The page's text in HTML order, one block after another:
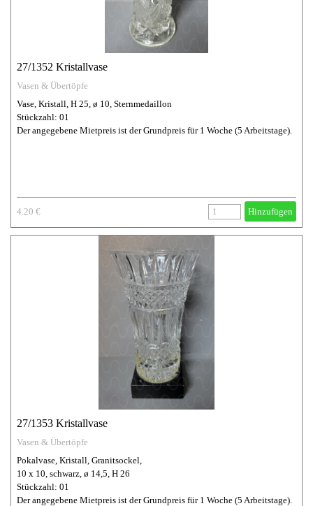
27/1352 Kristallvase
Vasen & Übertöpfe
Vase, Kristall, H 25, ø 10, Sternmedaillon
Stückzahl: 01
Der angegebene Mietpreis ist der Grundpreis für 1 Woche (5 Arbeitstage).
4.20 € Hinzufügen
27/1353 Kristallvase
Vasen & Übertöpfe
Pokalvase, Kristall, Granitsockel,
10 x 10, schwarz, ø 14,5, H 26
Stückzahl: 01
Der angegebene Mietpreis ist der Grundpreis für 1 Woche (5 Arbeitstage).